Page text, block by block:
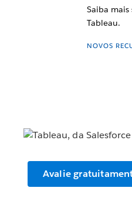
Saiba
Tableau.
NOVOS
Avalie